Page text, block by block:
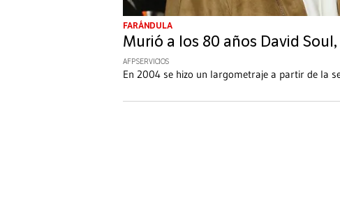
FARÁNDULA
Murió a los 80 años David Soul,
AFP SERVICIOS
En 2004 se hizo un largometraje a partir de la